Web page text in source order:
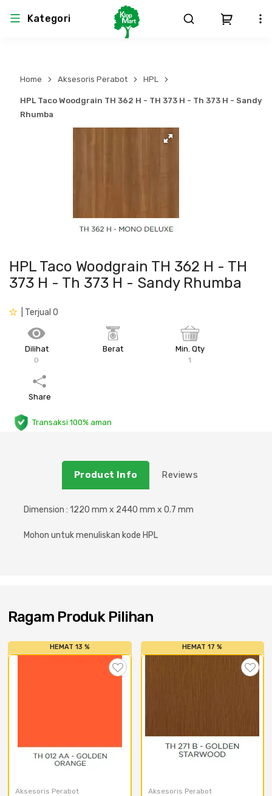
Kategori
Atap & Rangka
Lem
Cat dan Pelapis Dinding
Plafon & Partisi
Aksesoris Dapur
Aksesoris Perabot
Atap & Lantai
Produk Teknikal & Kimia
Produk K3
Besi Beton & Wiremesh
Material Alam
Produk Pracetak
Semen & Sejenisnya
Sistem Pengudaraan
Sistem Elektro
Peralatan Elektronik
Sistem Elektrikal
Lampu & Listrik
Home Aksesoris Perabot HPL
HPL Taco Woodgrain TH 362 H - TH 373 H - Th 373 H - Sandy
Rhumba
HPL Taco Woodgrain TH 362 H - TH
373 H - Th 373 H - Sandy Rhumba
| Terjual 0
Dilihat
0
Berat Min. Qty
1
Share
Transaksi 100% aman
Product Info Reviews
Dimension : 1220 mm x 2440 mm x 0.7 mm
Mohon untuk menuliskan kode HPL
Ragam Produk Pilihan
HEMAT 13 %
Aksesoris Perabot
HEMAT 17 %
Aksesoris Perabot